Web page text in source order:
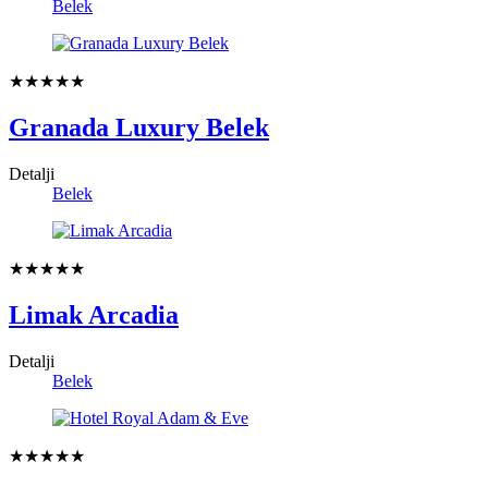
Belek
★★★★★
Granada Luxury Belek
Detalji
Belek
★★★★★
Limak Arcadia
Detalji
Belek
★★★★★